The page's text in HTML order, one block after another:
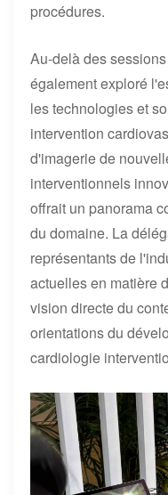
procédures.
Au-delà des
également exploré
les technologies et
intervention
d'imagerie de
interventionnels
offrait un panorama
du domaine. La
représentants de
actuelles en matière
vision directe du
orientations du
cardiologie